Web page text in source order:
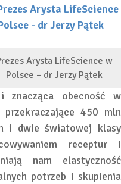
Arysta LifeScience w
Polsce – dr Jerzy Pątek
znacząca obecność w
przekraczające 450 mln
i dwie światowej klasy
receptur i
nam elastyczność
potrzeb i skupienia